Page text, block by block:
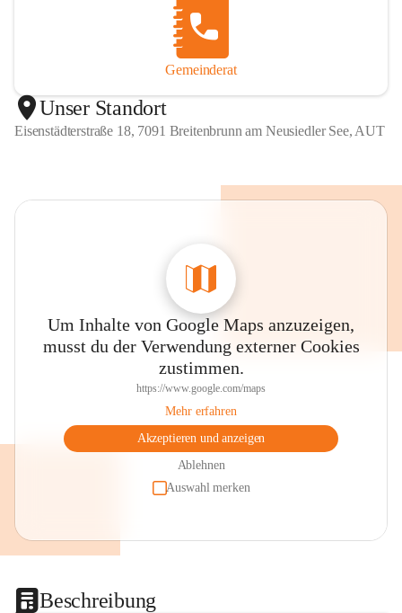
Gemeinderat
Unser Standort
Eisenstädterstraße 18, 7091 Breitenbrunn am Neusiedler See, AUT
Um Inhalte von Google Maps anzuzeigen,
musst du der Verwendung externer Cookies
zustimmen.
https://www.google.com/maps
Mehr erfahren
Akzeptieren und anzeigen
Ablehnen
Auswahl merken
Beschreibung